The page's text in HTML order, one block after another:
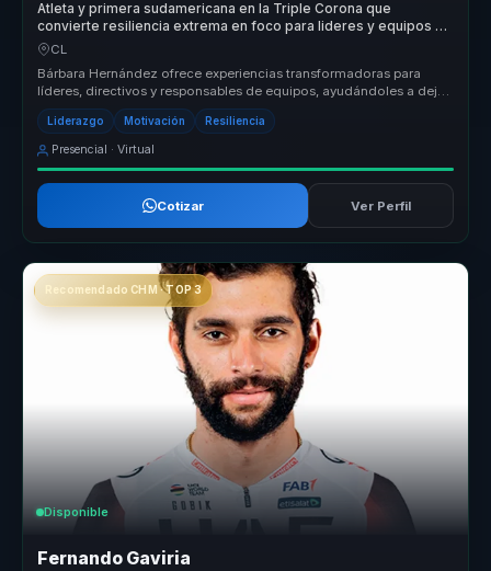
Atleta y primera sudamericana en la Triple Corona que
convierte resiliencia extrema en foco para lideres y equipos de
alto desempeno.
CL
Bárbara Hernández ofrece experiencias transformadoras para
líderes, directivos y responsables de equipos, ayudándoles a dejar
atrás equip...
Liderazgo Motivación Resiliencia
Presencial · Virtual
Cotizar Ver Perfil
Recomendado CHM · TOP 3
Disponible
Fernando Gaviria